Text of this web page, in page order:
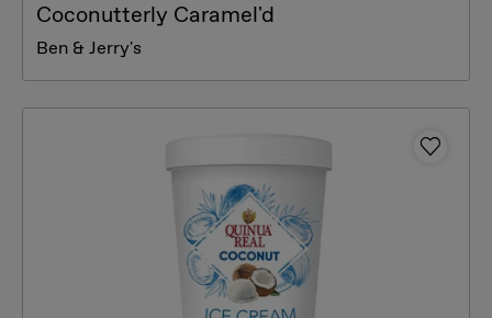
Coconutterly Caramel'd
Ben & Jerry's